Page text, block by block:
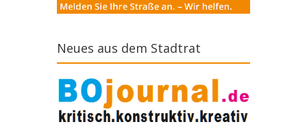
Neues aus dem Stadtrat